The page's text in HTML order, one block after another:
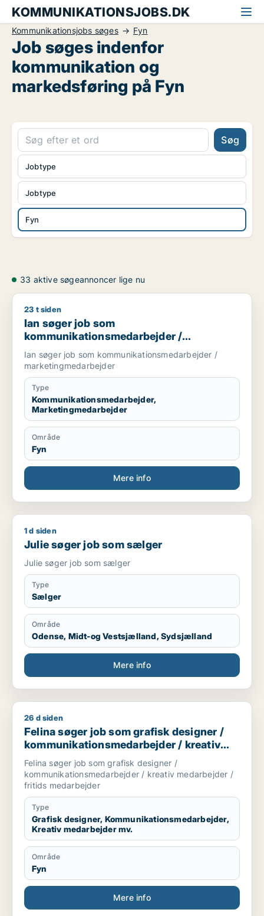
KOMMUNIKATIONSJOBS.DK
Kommunikationsjobs søges Fyn
Job søges indenfor
kommunikation og
markedsføring på Fyn
Søg
Jobtype
Fyn
Jobtype
33 aktive søgeannoncer lige nu
Ian søger job som kommunikationsmedarbejder /
23 t siden
Ian søger job som
kommunikationsmedarbejder /
marketingmedarbejder
Ian søger job som kommunikationsmedarbejder /
marketingmedarbejder
Type
Kommunikationsmedarbejder,
Marketingmedarbejder
Område
Fyn
Mere info
Julie søger job som sælger
1 d siden
Julie søger job som sælger
Julie søger job som sælger
Type
Sælger
Område
Odense, Midt-og Vestsjælland, Sydsjælland
Mere info
Felina søger job som grafisk designer /
26 d siden
Felina søger job som grafisk designer /
kommunikationsmedarbejder / kreativ
medarbejder / fritids medarbejder
Felina søger job som grafisk designer /
kommunikationsmedarbejder / kreativ medarbejder /
fritids medarbejder
Type
Grafisk designer, Kommunikationsmedarbejder,
Kreativ medarbejder mv.
Område
Fyn
Mere info